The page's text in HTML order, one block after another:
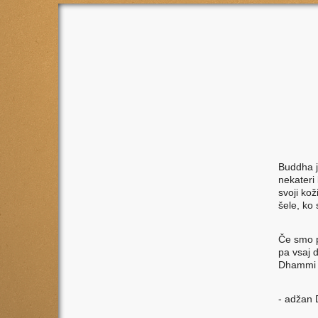
Buddha
nekateri
svoji
šele, ko
Če smo
pa vsaj
- adžan